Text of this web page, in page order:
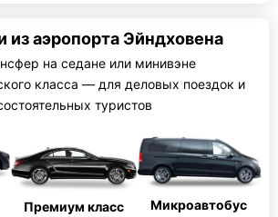
из аэропорта Эйндховена
на седане или минивэне
класса — для деловых поездок и
туристов
Премиум класс
Микроавтобус